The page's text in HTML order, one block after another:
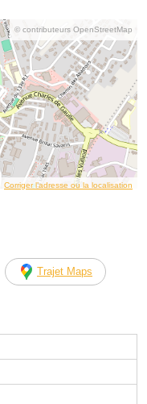
© contributeurs OpenStreetMap
Corriger l’adresse ou la localisation
Trajet Maps